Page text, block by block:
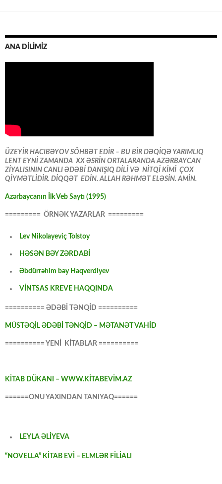
ANA DİLİMİZ
ÜZEYİR HACIBƏYOV SÖHBƏT EDİR – BU BİR DƏQİQƏ YARIMLIQ
LENT EYNİ ZAMANDA XX ƏSRİN ORTALARANDA AZƏRBAYCAN
ZİYALISININ CANLI ƏDƏBİ DANIŞIQ DİLİ VƏ NİTQİ KİMİ ÇOX
QİYMƏTLİDİR. DİQQƏT EDİN. ALLAH RƏHMƏT ELƏSİN. AMİN.
Azərbaycanın İlk Veb Saytı (1995)
========= ÖRNƏK YAZARLAR =========
Lev Nikolayeviç Tolstoy
HƏSƏN BƏY ZƏRDABİ
Əbdürrəhim bəy Haqverdiyev
VİNTSAS KREVE HAQQINDA
========== ƏDƏBİ TƏNQİD ==========
MÜSTƏQİL ƏDƏBİ TƏNQİD – MƏTANƏT VAHİD
========== YENİ KİTABLAR ==========
KİTAB DÜKANI – WWW.KİTABEVİM.AZ
======ONU YAXINDAN TANIYAQ======
LEYLA ƏLİYEVA
“NOVELLA” KİTAB EVİ – ELMLƏR FİLİALI